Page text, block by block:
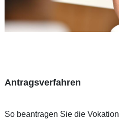
Antragsverfahren
So beantragen Sie die Vokation